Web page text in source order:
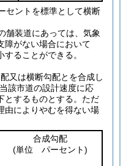
セントを標準として横断
舗装道にあっては、気象
障がない場合において
ることができる。
又は横断勾配とを合成し
該市道の設計速度に応
するものとする。 ただ
由によりやむを得ない場
合成勾配
(単位 パーセント)